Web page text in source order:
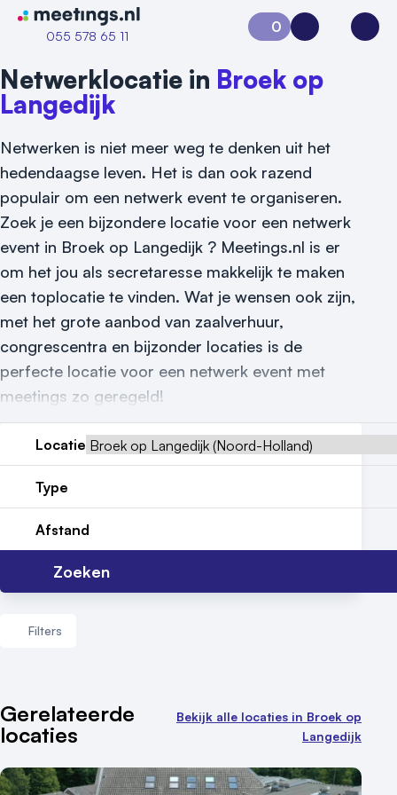
Naar home van Meetings
055 578 65 11
Vraag locatie aan
Locatiegids
Meld locatie aan
Nieuws
Reviews (5⭐️)
Contact
0
Aanvraag 0Inloggen
Netwerklocatie in Broek op
Langedijk
Netwerken is niet meer weg te denken uit het
hedendaagse leven. Het is dan ook razend
populair om een netwerk event te organiseren.
Zoek je een bijzondere locatie voor een netwerk
event in Broek op Langedijk ? Meetings.nl is er
om het jou als secretaresse makkelijk te maken
een toplocatie te vinden. Wat je wensen ook zijn,
met het grote aanbod van zaalverhuur,
congrescentra en bijzonder locaties is de
perfecte locatie voor een netwerk event met
meetings zo geregeld!
Locatie
Type
Afstand
Zoeken
Filters
Aantal zalen
1 - 5 zalen
10 of meer zalen
Gerelateerde
locaties
Bekijk alle locaties in Broek op
Langedijk